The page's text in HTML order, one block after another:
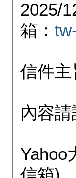
2025/
箱：
信件主
內容請
Yahoo